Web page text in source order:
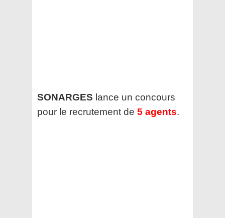
SONARGES lance un concours
pour le recrutement de 5 agents.